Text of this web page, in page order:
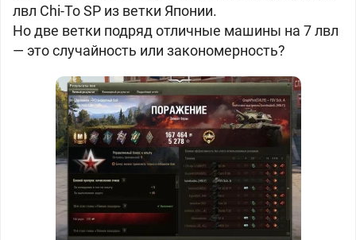
лвл Chi-To SP из ветки Японии.
Но две ветки подряд отличные машины на 7 лвл
— это случайность или закономерность?